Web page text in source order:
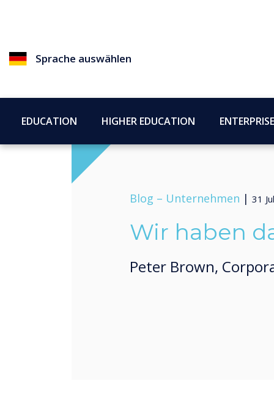
Sprache auswählen
EDUCATION HIGHER EDUCATION ENTERPRISE
Blog – Unternehmen | 31
Wir haben
Peter Brown,